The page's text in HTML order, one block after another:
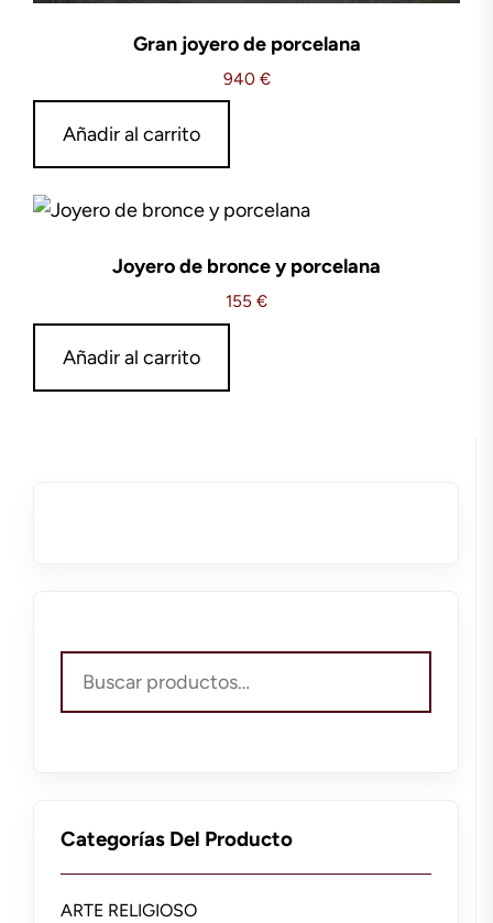
Gran joyero de porcelana
940 €
Añadir al carrito
Joyero de bronce y porcelana
155 €
Añadir al carrito
por:
Categorías Del Producto
ARTE RELIGIOSO